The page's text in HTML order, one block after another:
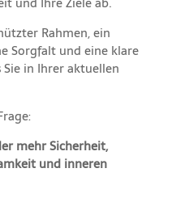
Rahmen, ein
Sorgfalt und eine klare
in Ihrer aktuellen
mehr Sicherheit,
und inneren